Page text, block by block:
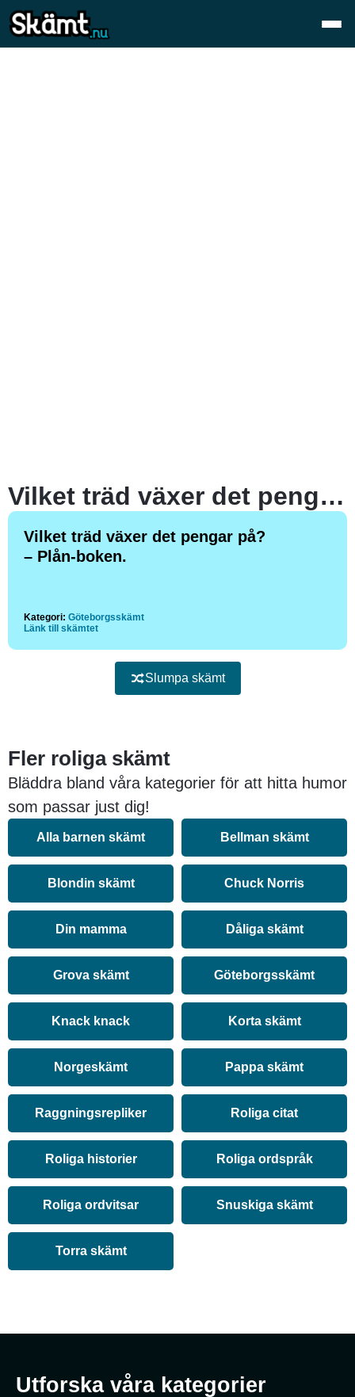
Vilket träd växer det pengar på?
Vilket träd växer det pengar på?
– Plån-boken.
Kategori: Göteborgsskämt
Länk till skämtet
Slumpa skämt
Fler roliga skämt
Bläddra bland våra kategorier för att hitta humor
som passar just dig!
Alla barnen skämt Bellman skämt
Blondin skämt Chuck Norris
Din mamma Dåliga skämt
Grova skämt Göteborgsskämt
Knack knack Korta skämt
Norgeskämt Pappa skämt
Raggningsrepliker Roliga citat
Roliga historier Roliga ordspråk
Roliga ordvitsar Snuskiga skämt
Torra skämt
Utforska våra kategorier